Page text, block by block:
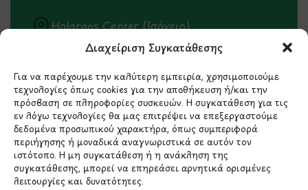
Διαχείριση Συγκατάθεσης
Για να παρέχουμε την καλύτερη εμπειρία, χρησιμοποιούμε
τεχνολογίες όπως cookies για την αποθήκευση ή/και την
πρόσβαση σε πληροφορίες συσκευών. Η συγκατάθεση για τις
εν λόγω τεχνολογίες θα μας επιτρέψει να επεξεργαστούμε
δεδομένα προσωπικού χαρακτήρα, όπως συμπεριφορά
περιήγησης ή μοναδικά αναγνωριστικά σε αυτόν τον
ιστότοπο. Η μη συγκατάθεση ή η ανάκληση της
συγκατάθεσης, μπορεί να επηρεάσει αρνητικά ορισμένες
λειτουργίες και δυνατότητες.
Holargos Center (Ισόγειο)
Λ.Περικλέους 56,
Χολαργός 15561
210 6522282
info@ypografi.com
Έχετε ερωτήσεις σχετικά με ένα προϊόν ή μια